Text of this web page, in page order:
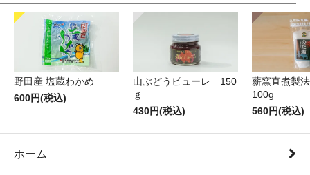
野田産 塩蔵わかめ
600円(税込)
山ぶどうピューレ 150
ｇ
430円(税込)
薪窯直煮製
100g
560円(税込)
ホーム